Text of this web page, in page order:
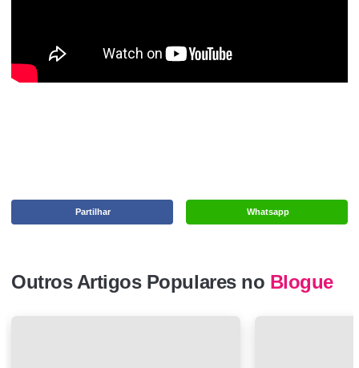
Whatsapp
Partilhar
Outros Artigos Populares no Blogue